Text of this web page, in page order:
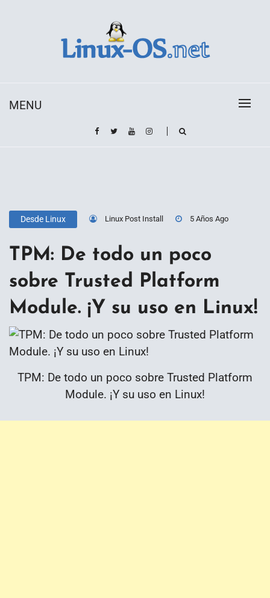
MENU
Desde Linux Linux Post Install 5 Años Ago
TPM: De todo un poco
sobre Trusted Platform
Module. ¡Y su uso en Linux!
TPM: De todo un poco sobre Trusted Platform
Module. ¡Y su uso en Linux!